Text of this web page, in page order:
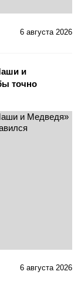
6 августа 2026
и
точно
6 августа 2026